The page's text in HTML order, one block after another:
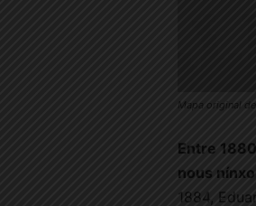
Mapa original
Entre
nous
1884,